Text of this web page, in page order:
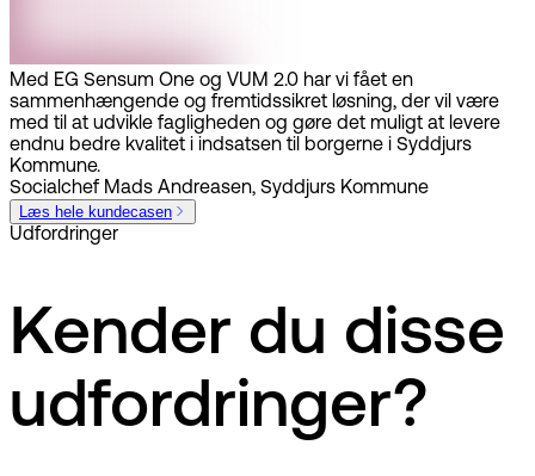
Med EG Sensum One og VUM 2.0 har vi fået en
sammenhængende og fremtidssikret løsning, der vil være
med til at udvikle fagligheden og gøre det muligt at levere
endnu bedre kvalitet i indsatsen til borgerne i Syddjurs
Kommune.
Socialchef Mads Andreasen, Syddjurs Kommune
Læs hele kundecasen
Udfordringer
Kender du disse
udfordringer?